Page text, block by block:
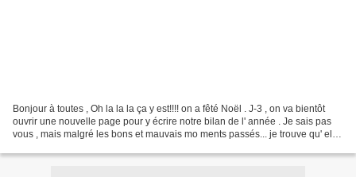
Bonjour à toutes , Oh la la la ça y est!!!! on a fêté Noël . J-3 , on va bientôt
ouvrir une nouvelle page pour y écrire notre bilan de l' année . Je sais pas
vous , mais malgré les bons et mauvais mo ments passés... je trouve qu' elle